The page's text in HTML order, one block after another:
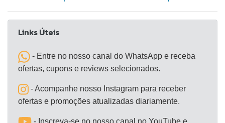
Links Úteis
- Entre no nosso canal do WhatsApp e receba
ofertas, cupons e reviews selecionados.
- Acompanhe nosso Instagram para receber
ofertas e promoções atualizadas diariamente.
- Inscreva-se no nosso canal no YouTube e